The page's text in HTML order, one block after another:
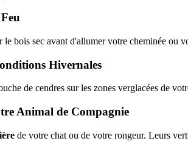
le bois sec avant d'allumer votre cheminée
Hivernales
de cendres sur les zones verglacées de
Animal de Compagnie
de votre chat ou de votre rongeur. Leurs